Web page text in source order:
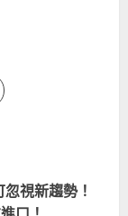
視新趨勢！